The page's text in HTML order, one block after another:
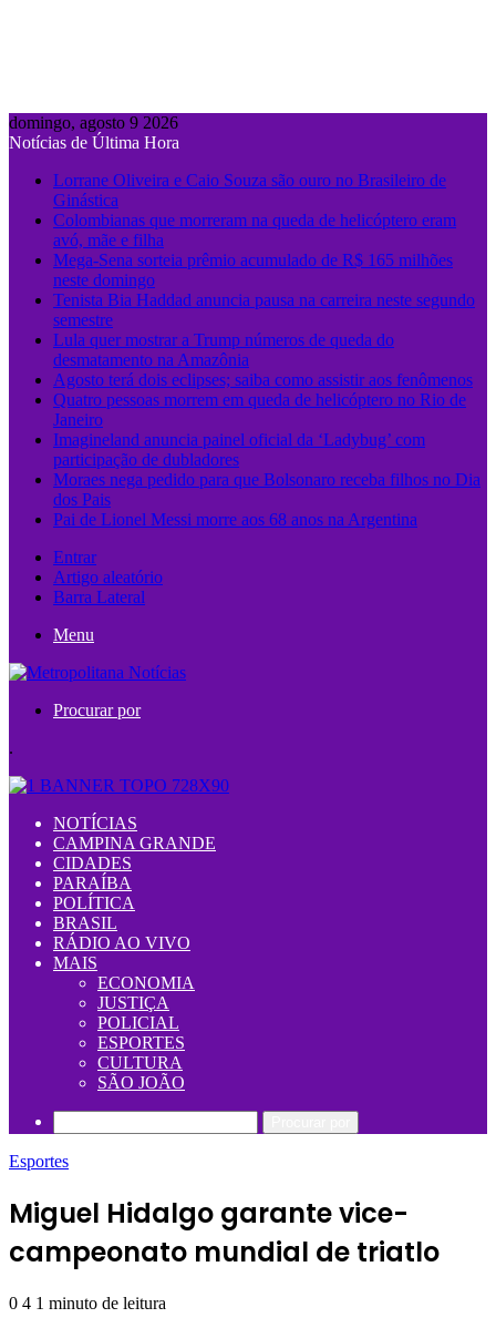
domingo, agosto 9 2026
Notícias de Última Hora
Lorrane Oliveira e Caio Souza são ouro no Brasileiro de
Ginástica
Colombianas que morreram na queda de helicóptero eram
avó, mãe e filha
Mega-Sena sorteia prêmio acumulado de R$ 165 milhões
neste domingo
Tenista Bia Haddad anuncia pausa na carreira neste segundo
semestre
Lula quer mostrar a Trump números de queda do
desmatamento na Amazônia
Agosto terá dois eclipses; saiba como assistir aos fenômenos
Quatro pessoas morrem em queda de helicóptero no Rio de
Janeiro
Imagineland anuncia painel oficial da ‘Ladybug’ com
participação de dubladores
Moraes nega pedido para que Bolsonaro receba filhos no Dia
dos Pais
Pai de Lionel Messi morre aos 68 anos na Argentina
Entrar
Artigo aleatório
Barra Lateral
Menu
Procurar por
.
NOTÍCIAS
CAMPINA GRANDE
CIDADES
PARAÍBA
POLÍTICA
BRASIL
RÁDIO AO VIVO
MAIS
ECONOMIA
JUSTIÇA
POLICIAL
ESPORTES
CULTURA
SÃO JOÃO
Esportes
Miguel Hidalgo garante vice-
campeonato mundial de triatlo
0 4 1 minuto de leitura